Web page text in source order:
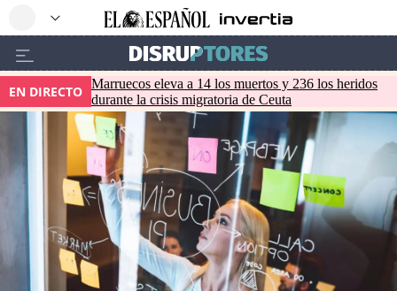
EN DIRECTO Marruecos eleva a 14 los muertos y 236 los heridos
durante la crisis migratoria de Ceuta